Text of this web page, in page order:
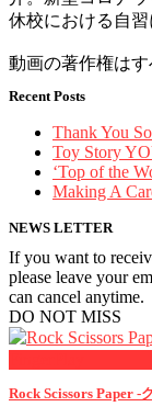
休校における自習
動画の著作権はす
Recent Posts
Thank You
Toy Story
‘Top of the
Making A
NEWS LETTER
If you want to
please leave your
can cancel anytime.
DO NOT MISS
Rock Scissors Paper -